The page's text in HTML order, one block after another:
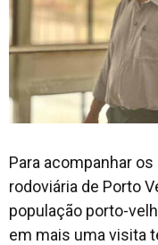
Para acompanhar
rodoviária de Porto
população porto-
em mais uma visita